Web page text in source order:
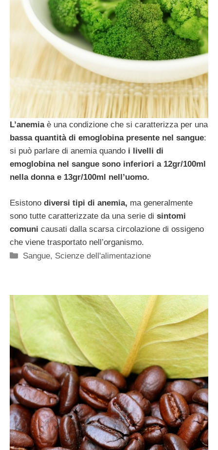
L’anemiaè una condizione che si caratterizza per una
bassa quantità di emoglobina presente nel sangue:
si può parlare di anemia quando i livelli di
emoglobina nel sangue sono inferiori a 12gr/100ml
nella donna e 13gr/100ml nell’uomo.
Esistono diversi tipi di anemia, ma generalmente
sono tutte caratterizzate da una serie di sintomi
comuni causati dalla scarsa circolazione di ossigeno
che viene trasportato nell’organismo.
Categorie
Sangue, Scienze dell'alimentazione